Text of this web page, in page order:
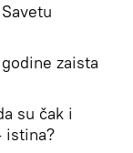
zaista
su čak i
istina?